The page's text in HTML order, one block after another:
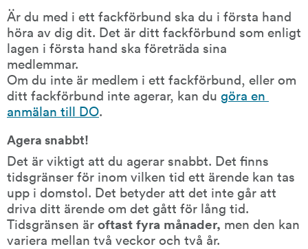
Är du med i ett fackförbund ska du i första hand
höra av dig dit. Det är ditt fackförbund som enligt
lagen i första hand ska företräda sina
medlemmar.
Om du inte är medlem i ett fackförbund, eller om
ditt fackförbund inte agerar, kan du göra en
anmälan till DO.
Agera snabbt!
Det är viktigt att du agerar snabbt. Det finns
tidsgränser för inom vilken tid ett ärende kan tas
upp i domstol. Det betyder att det inte går att
driva ditt ärende om det gått för lång tid.
Tidsgränsen är oftast fyra månader, men den kan
variera mellan två veckor och två år.